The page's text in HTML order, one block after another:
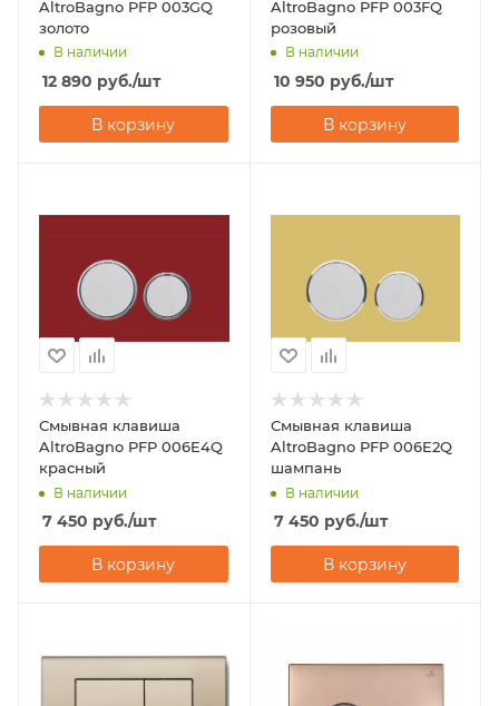
AltroBagno PFP 003GQ
золото
В наличии
12 890 руб./шт
В корзину
AltroBagno PFP 003FQ
розовый
В наличии
10 950 руб./шт
В корзину
Смывная клавиша
AltroBagno PFP 006E4Q
красный
В наличии
7 450 руб./шт
В корзину
Смывная клавиша
AltroBagno PFP 006E2Q
шампань
В наличии
7 450 руб./шт
В корзину